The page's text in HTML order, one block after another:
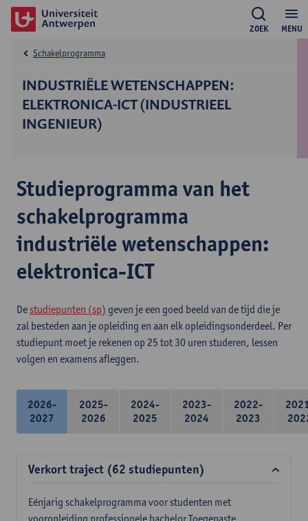
MENU
ZOEK
INDUSTRIËLE WETENSCHAPPEN:
ELEKTRONICA-ICT (INDUSTRIEEL
INGENIEUR)
Schakelprogramma
Studieprogramma van het
schakelprogramma
industriële wetenschappen:
elektronica-ICT
De studiepunten (sp) geven je een goed beeld van de tijd die je
zal besteden aan je opleiding en aan elk opleidingsonderdeel. Per
studiepunt moet je rekenen op 25 tot 30 uren studeren, lessen
volgen en examens afleggen.
2026-
2027
2025-
2026
2024-
2025
2023-
2024
2022-
2023
Verkort traject (62 studiepunten)
Eénjarig schakelprogramma voor studenten met